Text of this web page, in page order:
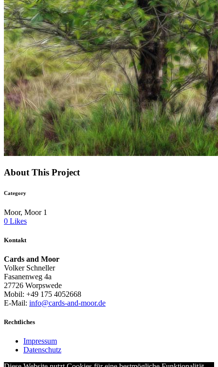
About This Project
Category
Moor, Moor 1
0 Likes
Kontakt
Cards and Moor
Volker Schneller
Fasanenweg 4a
27726 Worpswede
Mobil: +49 175 4052668
E-Mail: info@cards-and-moor.de
Rechtliches
Impressum
Datenschutz